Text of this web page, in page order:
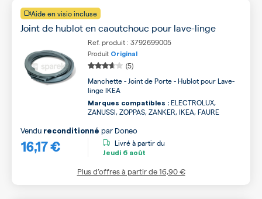
Aide en visio incluse
Joint de hublot en caoutchouc pour lave-linge
Ref. produit : 3792699005
Produit Original
(5)
Manchette - Joint de Porte - Hublot pour Lave-
linge IKEA
Marques compatibles : ELECTROLUX,
ZANUSSI, ZOPPAS, ZANKER, IKEA, FAURE
16,17 €
Vendu reconditionné par Doneo
Livré à partir du
Jeudi 6 août
Plus d’offres à partir de16,90 €